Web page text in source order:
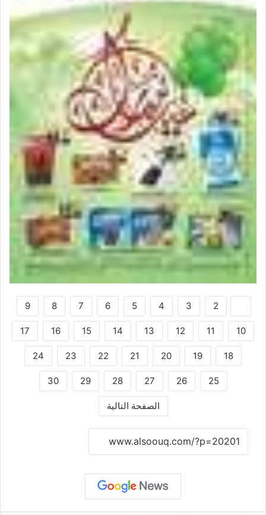
2
3
4
5
6
7
8
9
10
11
12
13
14
15
16
17
18
19
20
21
22
23
24
25
26
27
28
29
30
الصفحة التالية